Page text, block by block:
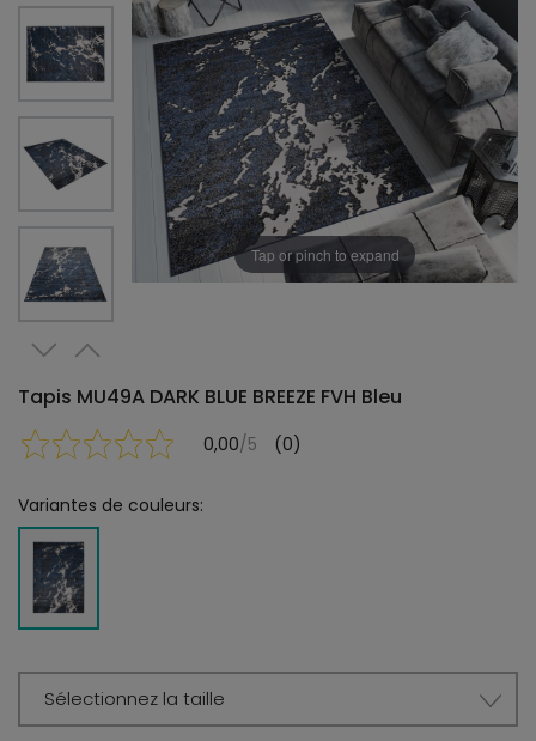
Tap or pinch to expand
Tapis MU49A DARK BLUE BREEZE FVH Bleu
0,00/5 (0)
Variantes de couleurs:
Sélectionnez la taille